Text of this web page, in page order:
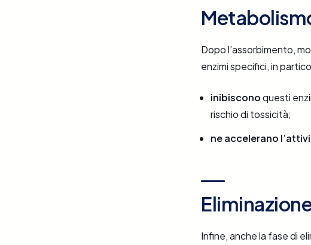
Dopo l’assorbimento,
enzimi specifici, in
inibisconoquesti
rischio di tossicità;
ne accelerano
Infine, anche la fase di